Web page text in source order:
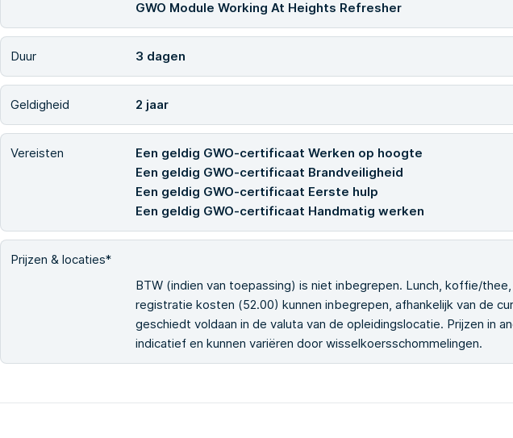
GWO Module Working At Heights Refresher
Duur 3 dagen
Geldigheid 2 jaar
Vereisten
Een geldig GWO-certificaat Werken op hoogte
Een geldig GWO-certificaat Brandveiligheid
Een geldig GWO-certificaat Eerste hulp
Een geldig GWO-certificaat Handmatig werken
Prijzen & locaties*
BTW (indien van toepassing) is niet inbegrepen. Lunch, koffie/
registratie kosten (52.00) kunnen inbegrepen, afhankelijk van de
geschiedt voldaan in de valuta van de opleidingslocatie. Prijzen in
indicatief en kunnen variëren door wisselkoersschommelingen.